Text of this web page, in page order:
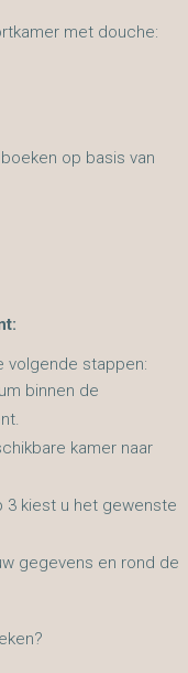
met douche:
op basis van
volgende stappen:
binnen de
kamer naar
3 kiest u het gewenste
gegevens en rond de